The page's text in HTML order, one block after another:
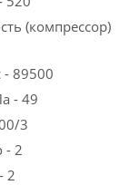
(компрессор)
- 89500
- 49
3
- 2
2